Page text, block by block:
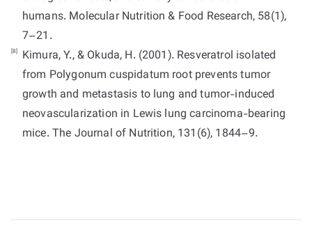
humans. Molecular Nutrition & Food Research, 58(1),
7–21.
[8]
Kimura, Y., & Okuda, H. (2001). Resveratrol isolated
from Polygonum cuspidatum root prevents tumor
growth and metastasis to lung and tumor-induced
neovascularization in Lewis lung carcinoma-bearing
mice. The Journal of Nutrition, 131(6), 1844–9.